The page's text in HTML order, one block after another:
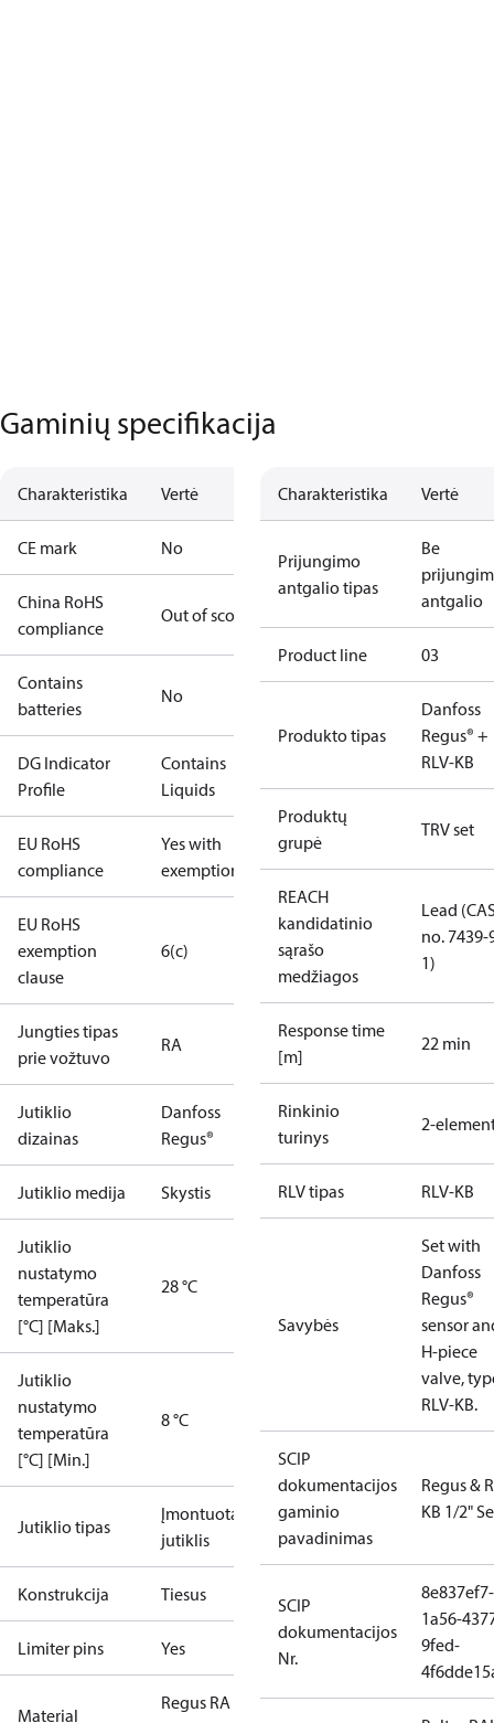
Gaminių specifikacija
Charakteristika Vertė
CE mark No
China RoHS
compliance
Out of scope
Contains
batteries
No
DG Indicator
Profile
Contains
Liquids
EU RoHS
compliance
Yes with
exemptions
EU RoHS
exemption
clause
6(c)
Jungties tipas
prie vožtuvo
RA
Jutiklio
dizainas
Danfoss
Regus®
Jutiklio medija Skystis
Jutiklio
nustatymo
temperatūra
[°C] [Maks.]
28 °C
Jutiklio
nustatymo
temperatūra
[°C] [Min.]
8 °C
Jutiklio tipas
Įmontuotas
jutiklis
Konstrukcija Tiesus
Limiter pins Yes
Material
Regus RA
Charakteristika Vertė
Prijungimo
antgalio tipas
Be
antgalio
Product line 03
Produkto tipas
Danfoss
Regus® +
RLV-KB
Produktų
grupė
TRV set
REACH
kandidatinio
sąrašo
medžiagos
Lead
no. 7439-
1)
Response time
[m]
22 min
Rinkinio
turinys
2-
RLV tipas RLV-KB
Savybės
Set with
Danfoss
Regus®
sensor
H-piece
valve,
RLV-KB.
SCIP
dokumentacijos
gaminio
pavadinimas
Regus &
KB 1/2"
SCIP
dokumentacijos
Nr.
8e837ef7-
1a56-
9fed-